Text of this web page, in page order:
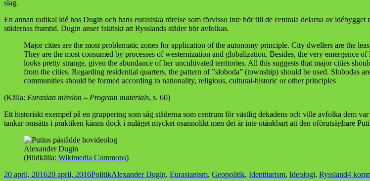
slag.
En annan radikal idé hos Dugin och hans eurasiska rörelse som förvisso inte hör till de centrala delarna av
städernas framtid. Dugin anser faktiskt att Rysslands städer bör avfolkas.
Major cities are the most problematic zones for application of the autonomy principle. City dwellers are the
They are the most consumed by processes of westernization and globalization. Besides, the very emergence
looks pretty strange, given the abundance of her uncultivated territories. All this suggests that major cities
from the cities. Regarding residential quarters, the pattern of ”sloboda” (township) should be used. Slobodas
communities should be formed according to nationality, religious, cultural-historic or other principles
(Källa: Eurasian mission – Program materials, s. 60)
Ett historiskt exempel på en gruppering som såg städerna som centrum för västlig dekadens och ville avfolka dem
tankar omsätts i praktiken känns dock i nuläget mycket osannolikt men det är inte otänkbart att den oförutsägbare
Alexander Dugin
(Bildkälla: Wikimedia Commons)
Postat
20 april, 201620 april, 2016Kategorier
PolitikTaggar
Alexander Dugin, Eurasianism, Geopolitik, Identitarism, Ideologi, Ryssland4